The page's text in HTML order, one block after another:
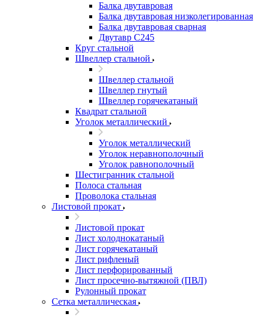
Балка двутавровая
Балка двутавровая низколегированная
Балка двутавровая сварная
Двутавр С245
Круг стальной
Швеллер стальной
Швеллер стальной
Швеллер гнутый
Швеллер горячекатаный
Квадрат стальной
Уголок металлический
Уголок металлический
Уголок неравнополочный
Уголок равнополочный
Шестигранник стальной
Полоса стальная
Проволока стальная
Листовой прокат
Листовой прокат
Лист холоднокатаный
Лист горячекатаный
Лист рифленый
Лист перфорированный
Лист просечно-вытяжной (ПВЛ)
Рулонный прокат
Сетка металлическая